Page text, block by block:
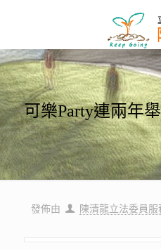
可樂Party連兩年
發佈由 陳清龍立法委員服